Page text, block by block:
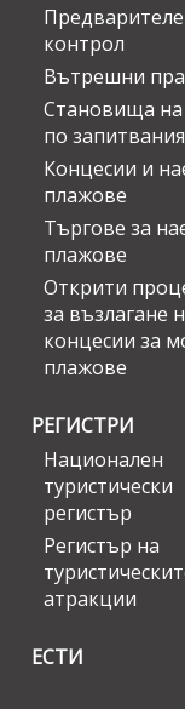
контрол
Вътрешни
Становища
по запитвания
Концесии и
плажове
Търгове за
плажове
Открити
за възлагане
концесии за
плажове
РЕГИСТРИ
Национален
туристически
регистър
Регистър на
атракции
ЕСТИ